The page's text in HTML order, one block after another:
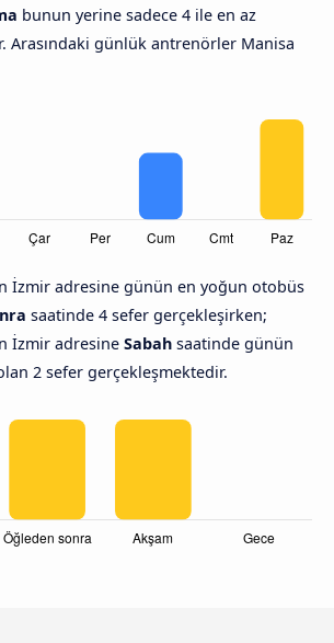
bunun yerine sadece 4 ile en az
Arasındaki günlük antrenörler Manisa
İzmir adresine günün en yoğun otobüs
saatinde 4 sefer gerçekleşirken;
İzmir adresine Sabah saatinde günün
2 sefer gerçekleşmektedir.